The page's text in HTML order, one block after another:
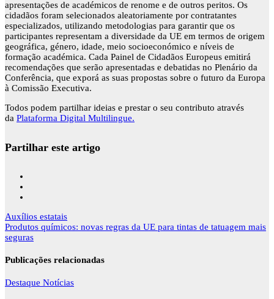
apresentações de académicos de renome e de outros peritos. Os
cidadãos foram selecionados aleatoriamente por contratantes
especializados, utilizando metodologias para garantir que os
participantes representam a diversidade da UE em termos de origem
geográfica, género, idade, meio socioeconómico e níveis de
formação académica. Cada Painel de Cidadãos Europeus emitirá
recomendações que serão apresentadas e debatidas no Plenário da
Conferência, que exporá as suas propostas sobre o futuro da Europa
à Comissão Executiva.
Todos podem partilhar ideias e prestar o seu contributo através
da Plataforma Digital Multilingue.
Partilhar este artigo
Navegação
de
artigos
Auxílios estatais
Produtos químicos: novas regras da UE para tintas de tatuagem mais
seguras
Publicações relacionadas
Destaque Notícias